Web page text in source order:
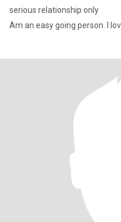
serious relationship only
Am an easy going person. I